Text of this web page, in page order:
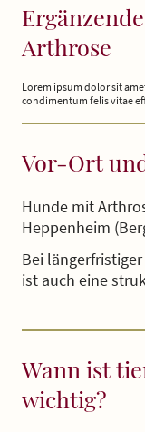
Arthrose
Lorem ipsum dolor sit
condimentum felis vitae
Vor-Ort
Hunde mit
Heppenheim
Bei
ist auch eine
Wann ist
wichtig?